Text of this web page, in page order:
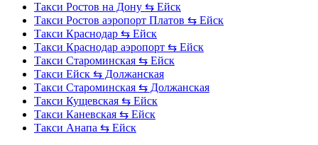
Такси Ростов на Дону ⇆ Ейск
Такси Ростов аэропорт Платов ⇆ Ейск
Такси Краснодар ⇆ Ейск
Такси Краснодар аэропорт ⇆ Ейск
Такси Староминская ⇆ Ейск
Такси Ейск ⇆ Должанская
Такси Староминская ⇆ Должанская
Такси Кущевская ⇆ Ейск
Такси Каневская ⇆ Ейск
Такси Анапа ⇆ Ейск